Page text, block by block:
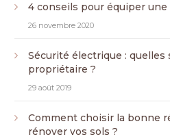
4 conseils pour équiper
26 novembre 2020
Sécurité électrique :
propriétaire ?
29 août 2019
Comment choisir la bonne
rénover vos sols ?